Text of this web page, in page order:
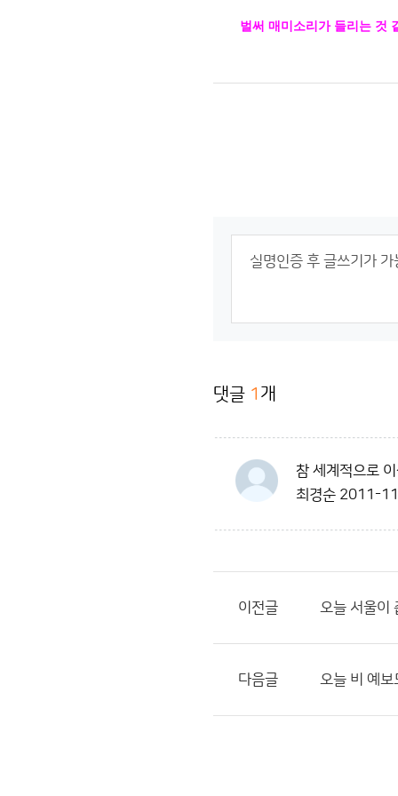
벌써 매미소리가 들리는 것
댓글 1 개
참 세계적으로
최경순 2011-
이전글 오늘 서울이
다음글 오늘 비 예보